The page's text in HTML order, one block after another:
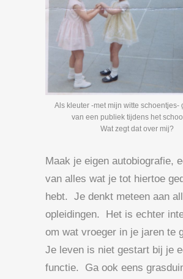
Als kleuter -met mijn witte schoentjes-
van een publiek tijdens het
Wat zegt dat over mij?
Maak je eigen autobiografie,
van alles wat je tot hiertoe
hebt. Je denkt meteen aan
opleidingen. Het is echter
om wat vroeger in je jaren te
Je leven is niet gestart bij je
functie. Ga ook eens